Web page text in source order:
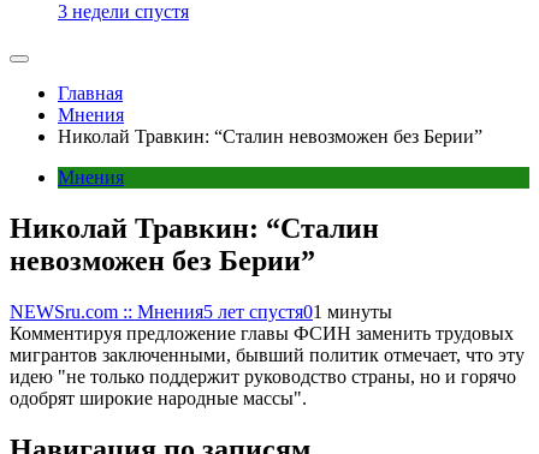
3 недели спустя
Главная
Мнения
Николай Травкин: “Сталин невозможен без Берии”
Мнения
Николай Травкин: “Сталин
невозможен без Берии”
NEWSru.com :: Мнения5 лет спустя01 минуты
Комментируя предложение главы ФСИН заменить трудовых
мигрантов заключенными, бывший политик отмечает, что эту
идею "не только поддержит руководство страны, но и горячо
одобрят широкие народные массы".